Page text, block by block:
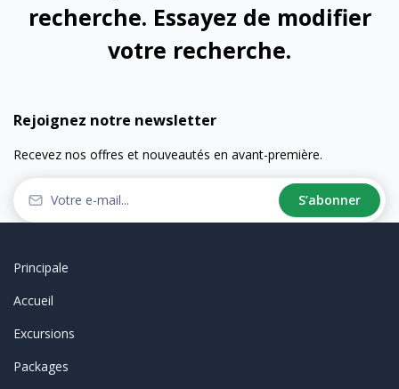
recherche. Essayez de modifier
votre recherche.
Rejoignez notre newsletter
Recevez nos offres et nouveautés en avant-première.
S’abonner
Principale
Accueil
Excursions
Packages